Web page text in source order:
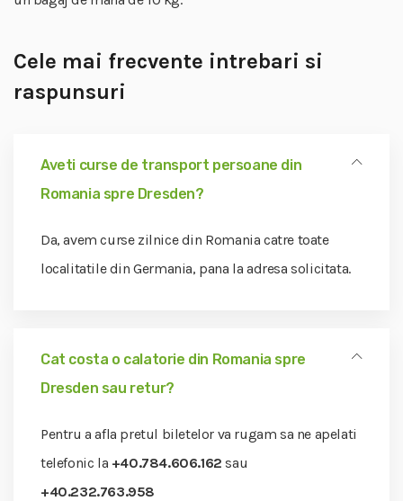
Cele mai frecvente intrebari si
raspunsuri
Aveti curse de transport persoane din
Romania spre Dresden?
Da, avem curse zilnice din Romania catre toate
localitatile din Germania, pana la adresa solicitata.
Cat costa o calatorie din Romania spre
Dresden sau retur?
Pentru a afla pretul biletelor va rugam sa ne apelati
telefonic la +40.784.606.162 sau
+40.232.763.958